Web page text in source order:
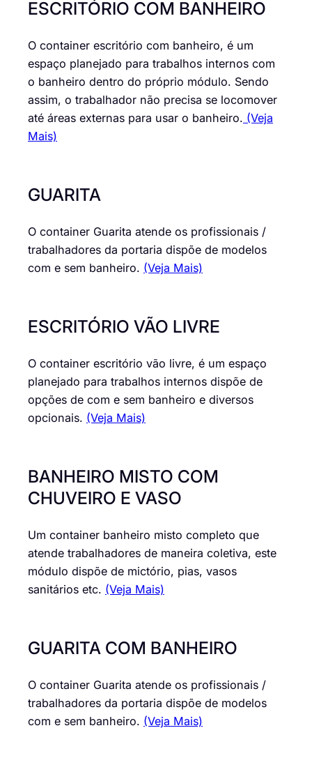
ESCRITÓRIO COM BANHEIRO
O container escritório com banheiro, é um
espaço planejado para trabalhos internos com
o banheiro dentro do próprio módulo. Sendo
assim, o trabalhador não precisa se locomover
até áreas externas para usar o banheiro. (Veja
Mais)
GUARITA
O container Guarita atende os profissionais /
trabalhadores da portaria dispõe de modelos
com e sem banheiro. (Veja Mais)
ESCRITÓRIO VÃO LIVRE
O container escritório vão livre, é um espaço
planejado para trabalhos internos dispõe de
opções de com e sem banheiro e diversos
opcionais. (Veja Mais)
BANHEIRO MISTO COM
CHUVEIRO E VASO
Um container banheiro misto completo que
atende trabalhadores de maneira coletiva, este
módulo dispõe de mictório, pias, vasos
sanitários etc. (Veja Mais)
GUARITA COM BANHEIRO
O container Guarita atende os profissionais /
trabalhadores da portaria dispõe de modelos
com e sem banheiro. (Veja Mais)